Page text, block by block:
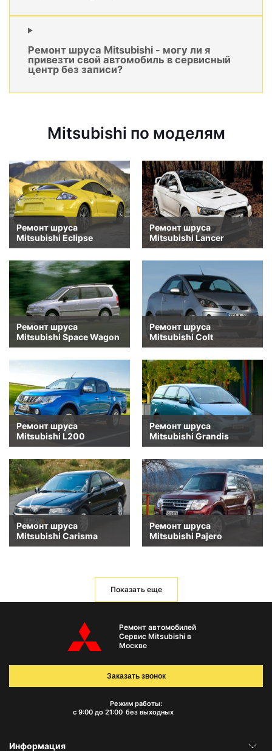
Ремонт шруса Mitsubishi - могу ли я
привезти свой автомобиль в сервисный
центр без записи?
Mitsubishi по моделям
Ремонт шруса
Mitsubishi Eclipse
Ремонт шруса
Mitsubishi Lancer
Ремонт шруса
Mitsubishi Space Wagon
Ремонт шруса
Mitsubishi Colt
Ремонт шруса
Mitsubishi L200
Ремонт шруса
Mitsubishi Grandis
Ремонт шруса
Mitsubishi Carisma
Ремонт шруса
Mitsubishi Pajero
Показать еще
Ремонт автомобилей
Сервис Mitsubishi в
Москве
Режим работы:
с 9:00 до 21:00 без выходных
Заказать звонок
Информация